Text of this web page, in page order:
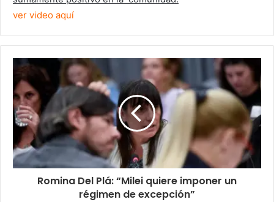
ver video aquí
Romina Del Plá: “Milei quiere imponer un
régimen de excepción”